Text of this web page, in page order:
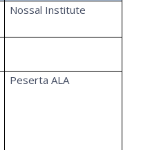
Nossal Institute
Peserta ALA